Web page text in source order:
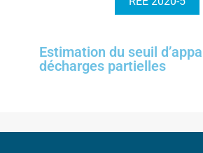
Estimation du seuil
décharges partielles